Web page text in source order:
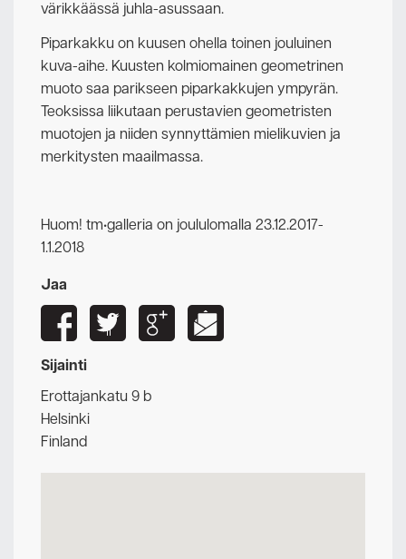
värikkäässä juhla-asussaan.
Piparkakku on kuusen ohella toinen jouluinen
kuva-aihe. Kuusten kolmiomainen geometrinen
muoto saa parikseen piparkakkujen ympyrän.
Teoksissa liikutaan perustavien geometristen
muotojen ja niiden synnyttämien mielikuvien ja
merkitysten maailmassa.
Huom! tm•galleria on joululomalla 23.12.2017-
1.1.2018
Jaa
Sijainti
Erottajankatu 9 b
Helsinki
Finland